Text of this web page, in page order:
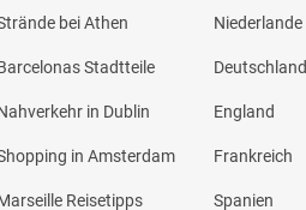
bei Athen
Stadtteile
in Dublin
in Amsterdam
Reisetipps
Niederlande
Deutschland
England
Frankreich
Spanien